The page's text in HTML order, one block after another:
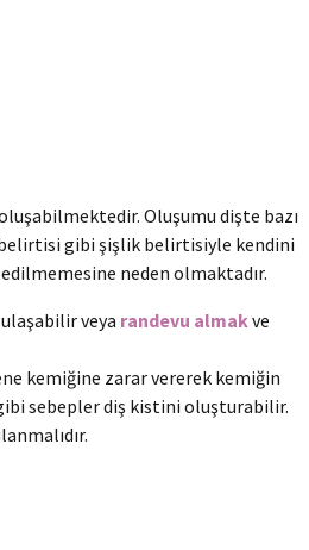
Oluşumu dişte bazı
belirtisi gibi şişlik belirtisiyle kendini
neden olmaktadır.
veya randevu almakve
kemiğine zarar vererek kemiğin
sebepler diş kistini oluşturabilir.